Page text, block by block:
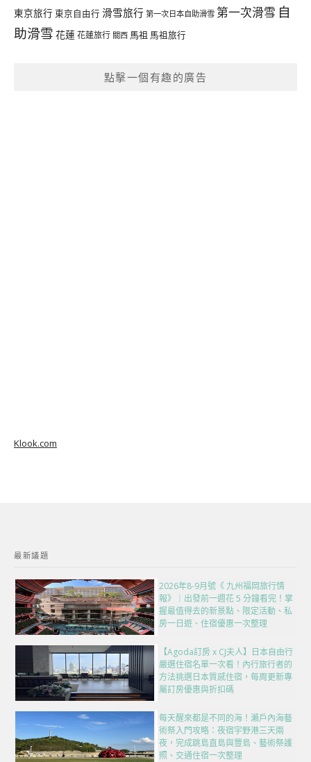
東京旅行 東京自由行 滑雪旅行 第一次日本自助滑雪 第一次滑雪 自
助滑雪 花蓮花蓮旅行 關西 馬祖 馬祖旅行
點擊一個有趣的廣告
Klook.com
最新議題
2026年8-9月號《 九州福岡旅行情
報》｜出發前一週花 5 分鐘看完！掌
握最值得去的新景點、限定活動、私
房一日遊、住宿優惠一次整理
【Agoda訂房 x CJ夫人】日本自由行
嚴選住宿名單一次看！內行旅行者的
方法挑選日本質感住宿，每周更新專
屬訂房優惠與折扣碼
每天醒來都是不同的海！瀨戶內海藝
術祭入門攻略：夜宿宇野港三天兩
夜，完成跳島直島與豐島、藝術祭護
照、交通住宿一次整理